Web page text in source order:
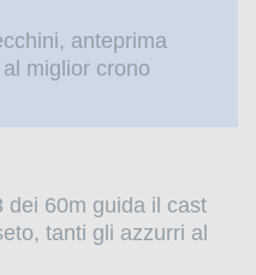
anteprima
miglior crono
dei 60m guida il cast
tanti gli azzurri al